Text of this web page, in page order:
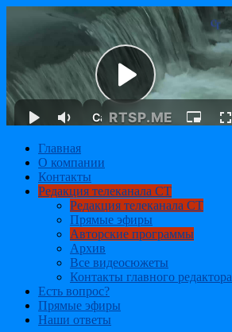
Главная
О компании
Контакты
Редакция телеканала СТ
Редакция телеканала СТ
Прямые эфиры
Авторские программы
Архив
Все видеосюжеты
Контакты главного редактора
Есть вопрос?
Прямые эфиры
Наши ответы